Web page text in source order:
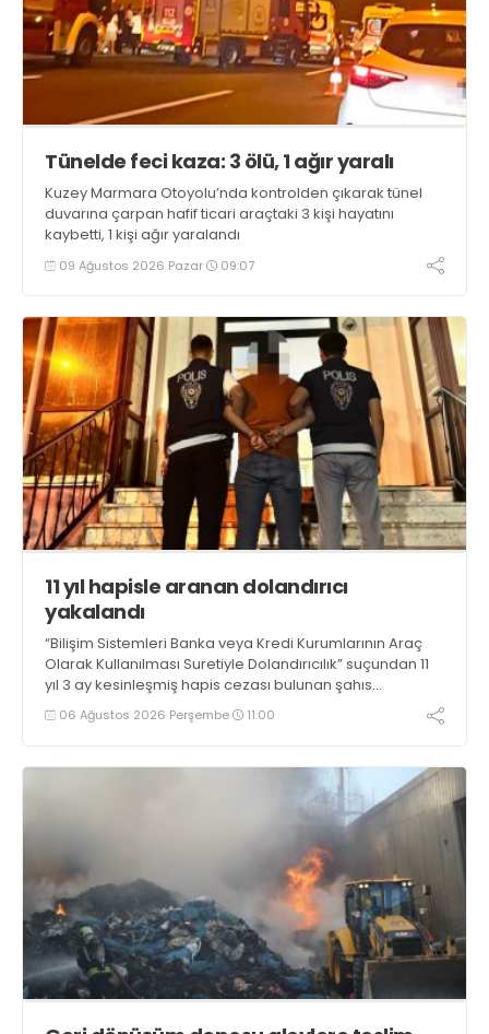
Tünelde feci kaza: 3 ölü, 1 ağır yaralı
Kuzey Marmara Otoyolu’nda kontrolden çıkarak tünel
duvarına çarpan hafif ticari araçtaki 3 kişi hayatını
kaybetti, 1 kişi ağır yaralandı
09 Ağustos 2026 Pazar 09:07
11 yıl hapisle aranan dolandırıcı
yakalandı
“Bilişim Sistemleri Banka veya Kredi Kurumlarının Araç
Olarak Kullanılması Suretiyle Dolandırıcılık” suçundan 11
yıl 3 ay kesinleşmiş hapis cezası bulunan şahıs
yakalandı
06 Ağustos 2026 Perşembe 11:00